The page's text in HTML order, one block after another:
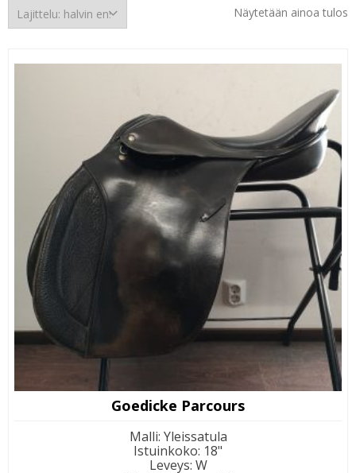
Näytetään ainoa tulos
Goedicke Parcours
Malli: Yleissatula
Istuinkoko: 18"
Leveys: W